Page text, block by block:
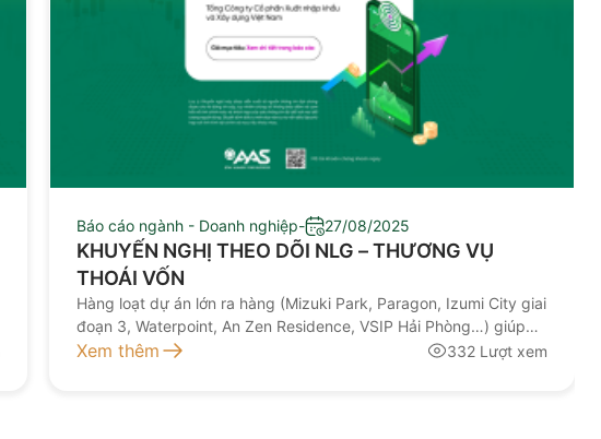
Báo cáo ngành - Doanh nghiệp- 27/08/2025
KHUYẾN NGHỊ THEO DÕI NLG – THƯƠNG VỤ
THOÁI VỐN
Hàng loạt dự án lớn ra hàng (Mizuki Park, Paragon, Izumi City giai
đoạn 3, Waterpoint, An Zen Residence, VSIP Hải Phòng…) giúp
doanh thu chờ ghi nhận tăng mạnh.
Xem thêm 332 Lượt xem